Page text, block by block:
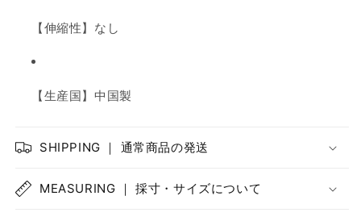
【伸縮性】なし
【生産国】中国製
SHIPPING ｜ 通常商品の発送
MEASURING ｜ 採寸・サイズについて